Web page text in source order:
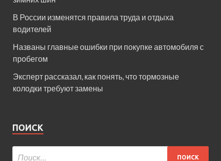
В России изменятся правила труда и отдыха
водителей
Названы главные ошибки при покупке автомобиля с
пробегом
Эксперт рассказал, как понять, что тормозные
колодки требуют замены
ПОИСК